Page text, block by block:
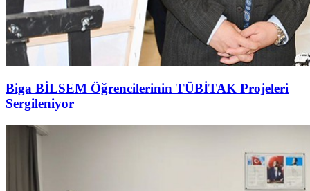
Biga BİLSEM Öğrencilerinin TÜBİTAK Projeleri
Sergileniyor